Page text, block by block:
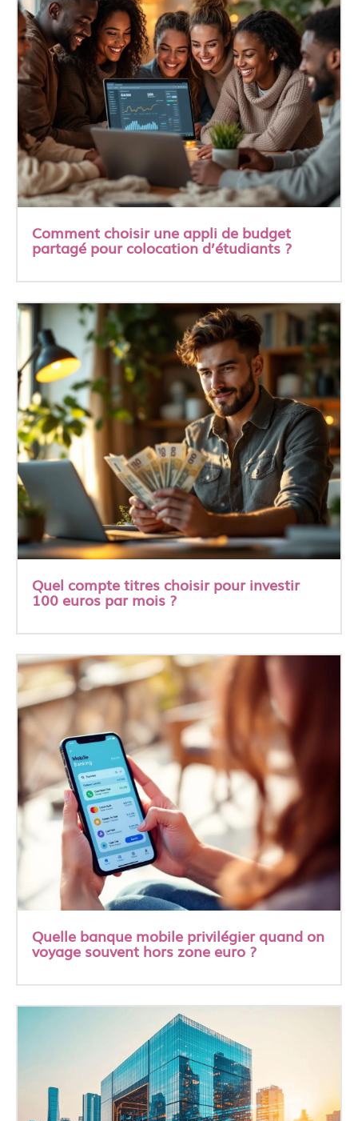
Comment choisir une appli de budget
partagé pour colocation d’étudiants ?
Quel compte titres choisir pour investir
100 euros par mois ?
Quelle banque mobile privilégier quand on
voyage souvent hors zone euro ?